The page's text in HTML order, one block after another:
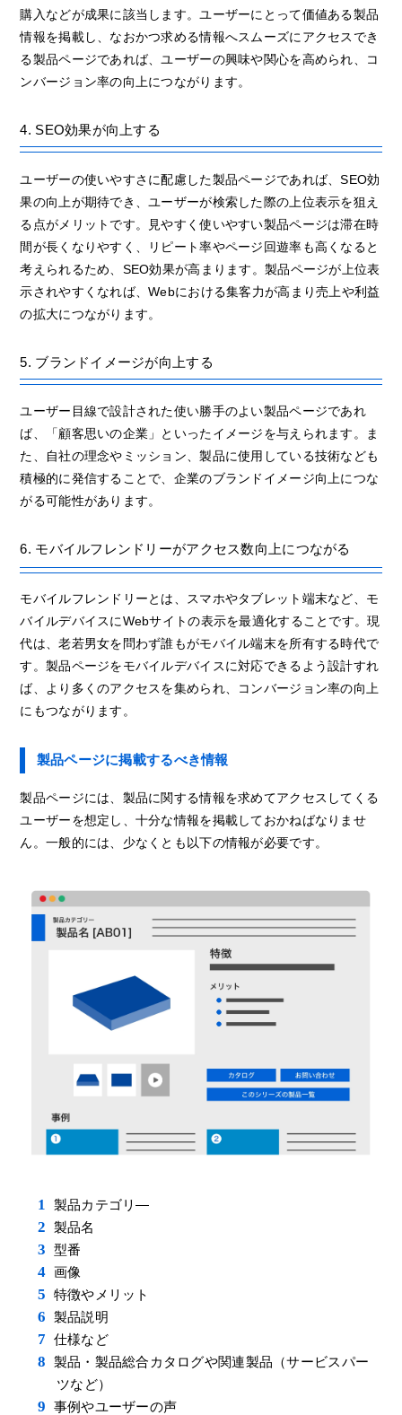
購入などが成果に該当します。ユーザーにとって価値ある製品
情報を掲載し、なおかつ求める情報へスムーズにアクセスでき
る製品ページであれば、ユーザーの興味や関心を高められ、コ
ンバージョン率の向上につながります。
4. SEO効果が向上する
ユーザーの使いやすさに配慮した製品ページであれば、SEO効
果の向上が期待でき、ユーザーが検索した際の上位表示を狙え
る点がメリットです。見やすく使いやすい製品ページは滞在時
間が長くなりやすく、リピート率やページ回遊率も高くなると
考えられるため、SEO効果が高まります。製品ページが上位表
示されやすくなれば、Webにおける集客力が高まり売上や利益
の拡大につながります。
5. ブランドイメージが向上する
ユーザー目線で設計された使い勝手のよい製品ページであれ
ば、「顧客思いの企業」といったイメージを与えられます。ま
た、自社の理念やミッション、製品に使用している技術なども
積極的に発信することで、企業のブランドイメージ向上につな
がる可能性があります。
6. モバイルフレンドリーがアクセス数向上につながる
モバイルフレンドリーとは、スマホやタブレット端末など、モ
バイルデバイスにWebサイトの表示を最適化することです。現
代は、老若男女を問わず誰もがモバイル端末を所有する時代で
す。製品ページをモバイルデバイスに対応できるよう設計すれ
ば、より多くのアクセスを集められ、コンバージョン率の向上
にもつながります。
製品ページに掲載するべき情報
製品ページには、製品に関する情報を求めてアクセスしてくる
ユーザーを想定し、十分な情報を掲載しておかねばなりませ
ん。一般的には、少なくとも以下の情報が必要です。
製品カテゴリ―
製品名
型番
画像
特徴やメリット
製品説明
仕様など
製品・製品総合カタログや関連製品（サービスパー
ツなど）
事例やユーザーの声